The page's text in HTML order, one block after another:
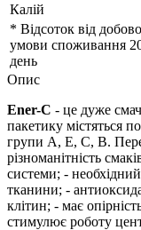
Калій
* Відсоток від
умови споживання
день
Опис
Ener-C - це дуже
пакетику містяться
групи А, Е, С, В.
різноманітність
системи; -
тканини; -
клітин; - має
стимулює роботу